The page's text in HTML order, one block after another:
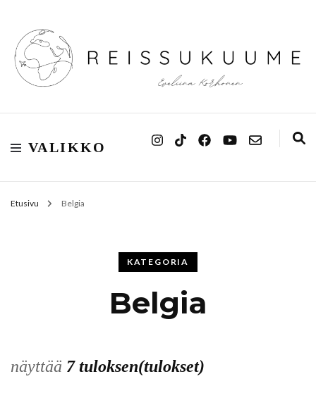
Reissukuume
VALIKKO
Etusivu Belgia
KATEGORIA
Belgia
näyttää 7 tuloksen(tulokset)